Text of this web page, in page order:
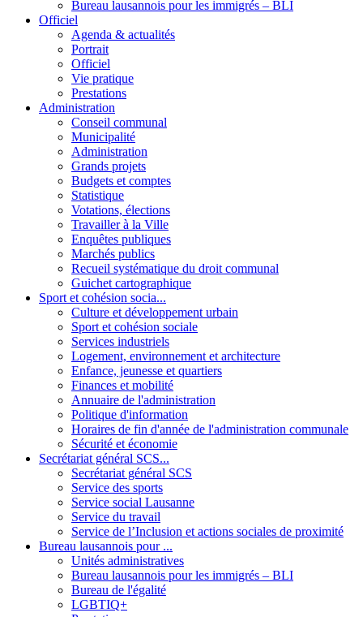
Bureau lausannois pour les immigrés – BLI
Officiel
Agenda & actualités
Portrait
Officiel
Vie pratique
Prestations
Administration
Conseil communal
Municipalité
Administration
Grands projets
Budgets et comptes
Statistique
Votations, élections
Travailler à la Ville
Enquêtes publiques
Marchés publics
Recueil systématique du droit communal
Guichet cartographique
Sport et cohésion socia...
Culture et développement urbain
Sport et cohésion sociale
Services industriels
Logement, environnement et architecture
Enfance, jeunesse et quartiers
Finances et mobilité
Annuaire de l'administration
Politique d'information
Horaires de fin d'année de l'administration communale
Sécurité et économie
Secrétariat général SCS...
Secrétariat général SCS
Service des sports
Service social Lausanne
Service du travail
Service de l’Inclusion et actions sociales de proximité
Bureau lausannois pour ...
Unités administratives
Bureau lausannois pour les immigrés – BLI
Bureau de l'égalité
LGBTIQ+